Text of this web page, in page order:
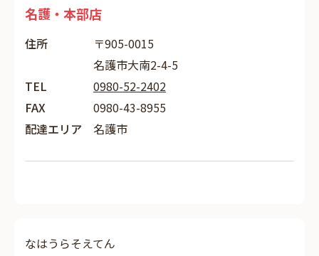
名護・本部店
住所
〒905-0015
名護市大南2-4-5
TEL
0980-52-2402
FAX
0980-43-8955
配達エリア
名護市
なはうらそえてん